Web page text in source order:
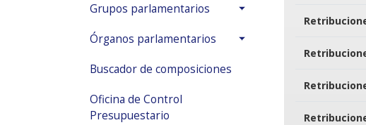
Grupos parlamentarios
Órganos parlamentarios
Buscador de composiciones
Oficina de Control
Presupuestario